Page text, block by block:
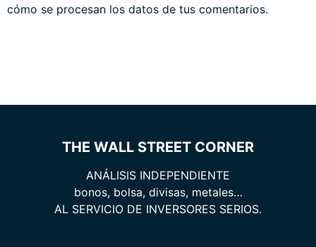
cómo se procesan los datos de tus comentarios.
THE WALL STREET CORNER
ANÁLISIS INDEPENDIENTE
bonos, bolsa, divisas, metales…
AL SERVICIO DE INVERSORES SERIOS.